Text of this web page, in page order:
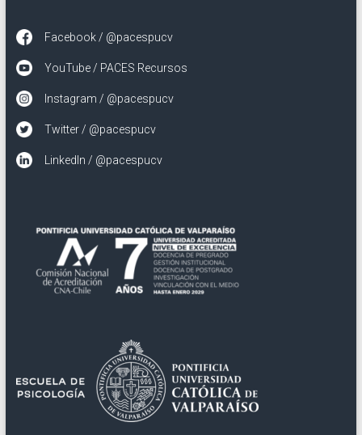
Facebook / @pacespucv
YouTube / PACES Recursos
Instagram / @pacespucv
Twitter / @pacespucv
LinkedIn / @pacespucv